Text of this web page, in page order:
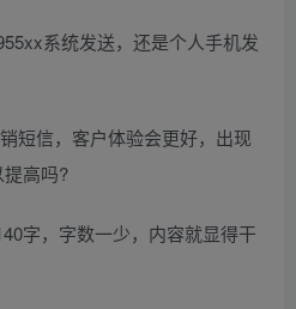
系统发送，还是个人手机发
短信，客户体验会更好，出现
高吗?
字，字数一少，内容就显得干